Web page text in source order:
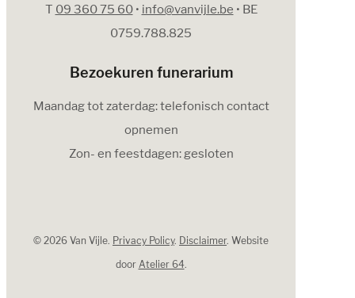
T 09 360 75 60• info@vanvijle.be • BE
0759.788.825
Bezoekuren funerarium
Maandag tot zaterdag: telefonisch contact
opnemen
Zon- en feestdagen: gesloten
© 2026 Van Vijle. Privacy Policy. Disclaimer. Website
door Atelier 64.